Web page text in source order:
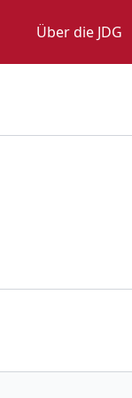
Über die JDG